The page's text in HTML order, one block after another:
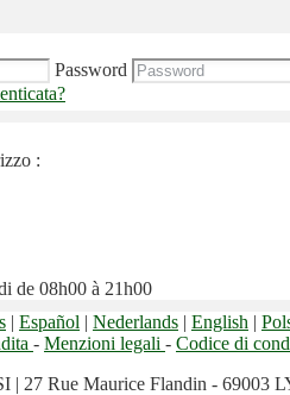
Password
:
de 08h00 à 21h00
| Español | Nederlands | English |
- Menzioni legali - Codice di
| 27 Rue Maurice Flandin - 69003